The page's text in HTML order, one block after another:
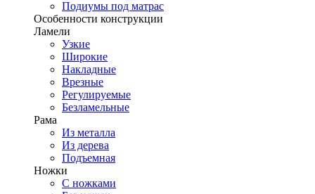
Подиумы под матрас
Особенности конструкции
Ламели
Узкие
Широкие
Накладные
Врезные
Регулируемые
Безламельные
Рама
Из металла
Из дерева
Подъемная
Ножки
С ножками